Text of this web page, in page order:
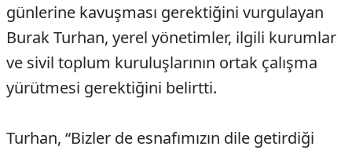
günlerine kavuşması gerektiğini vurgulayan
Burak Turhan, yerel yönetimler, ilgili kurumlar
ve sivil toplum kuruluşlarının ortak çalışma
yürütmesi gerektiğini belirtti.
Turhan, “Bizler de esnafımızın dile getirdiği